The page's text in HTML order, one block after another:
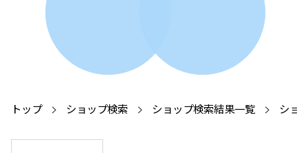
トップ ショップ検索 ショップ検索結果一覧 ショ